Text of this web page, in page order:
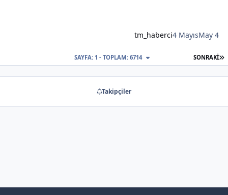
tm_haberci4 MayısMay 4
SONRAKI
SAYFA: 1 - TOPLAM: 6714
Takipçiler